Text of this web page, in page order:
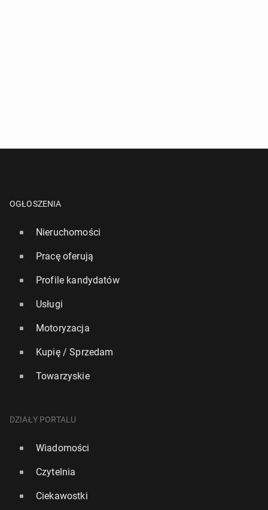
OGŁOSZENIA
Nieruchomości
Pracę oferują
Profile kandydatów
Usługi
Motoryzacja
Kupię / Sprzedam
Towarzyskie
DZIAŁY PORTALU
Wiadomości
Czytelnia
Ciekawostki